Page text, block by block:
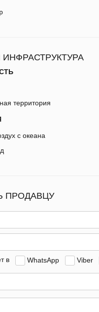
территория
с океана
ПРОДАВЦУ
в WhatsApp Viber